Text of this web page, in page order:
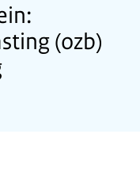
(ozb)